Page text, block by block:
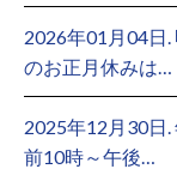
2026年01月04日
のお正月休みは…
2025年12月30日
前10時～午後…